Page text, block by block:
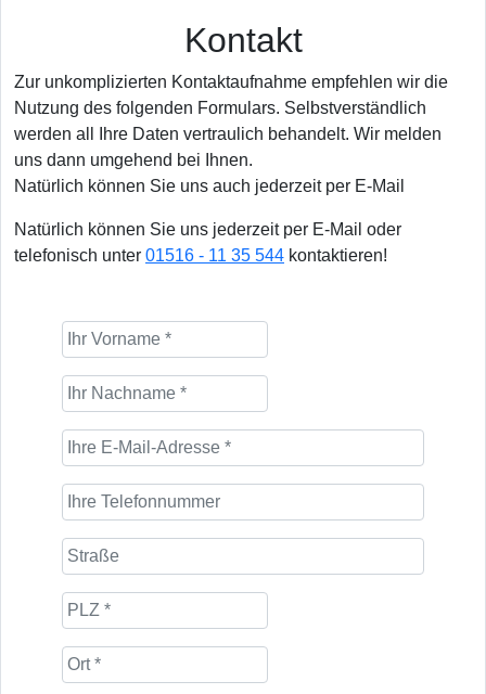
Kontakt
Zur unkomplizierten Kontaktaufnahme empfehlen wir die
Nutzung des folgenden Formulars. Selbstverständlich
werden all Ihre Daten vertraulich behandelt. Wir melden
uns dann umgehend bei Ihnen.
Natürlich können Sie uns auch jederzeit per E-Mail
Natürlich können Sie uns jederzeit per E-Mail oder
telefonisch unter 01516 - 11 35 544 kontaktieren!